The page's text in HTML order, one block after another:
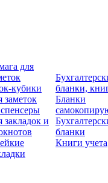
для
кубики
заметок
закладок и
бланки,
Бланки
бланки
Книги учета